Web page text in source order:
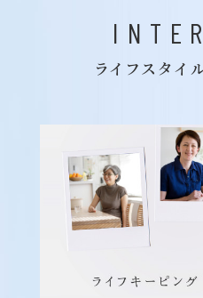
ライフスタイ